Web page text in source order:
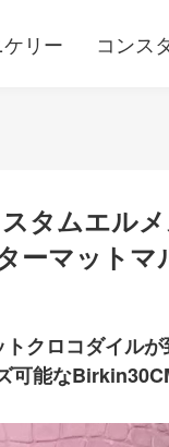
ケリー コンス
タムエル
ーマットマ
クロコダイル
可能な